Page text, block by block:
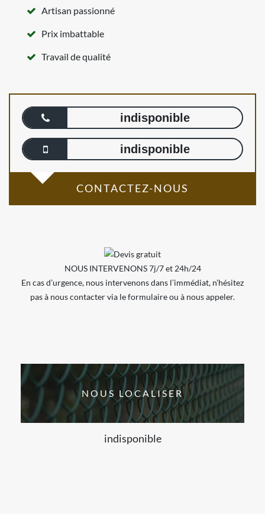
Artisan passionné
Prix imbattable
Travail de qualité
indisponible
indisponible
CONTACTEZ-NOUS
NOUS INTERVENONS 7j/7 et 24h/24
En cas d’urgence, nous intervenons dans l’immédiat, n’hésitez
pas à nous contacter via le formulaire ou à nous appeler.
NOUS LOCALISER
indisponible